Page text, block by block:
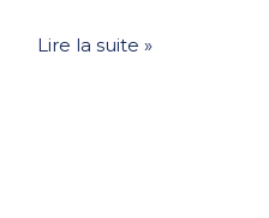
Lire la suite »